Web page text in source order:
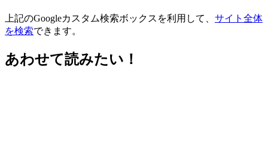
上記のGoogleカスタム検索ボックスを利用して、 サイト全体
を検索できます。
あわせて読みたい！